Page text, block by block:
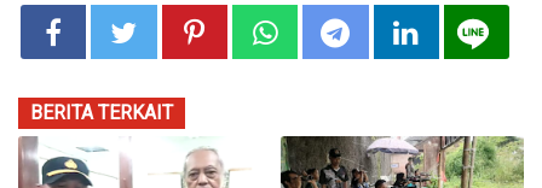
BERITA TERKAIT